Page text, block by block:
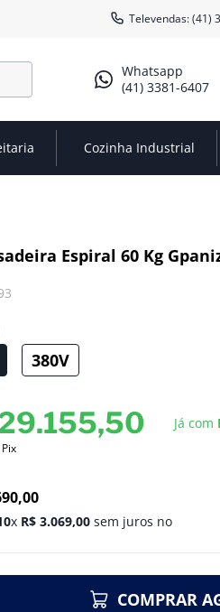
Televendas: (41)
(41) 3381-6407
Cozinha Industrial
Espiral 60 Kg
380V
.155,50 Já com
,00
x R$ 3.069,00sem juros no
COMPRAR